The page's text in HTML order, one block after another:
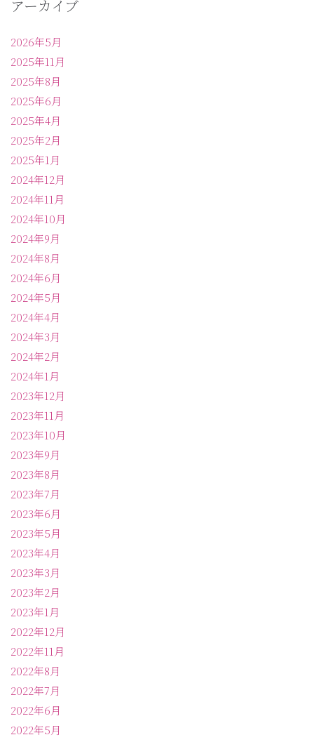
アーカイブ
2026年5月
2025年11月
2025年8月
2025年6月
2025年4月
2025年2月
2025年1月
2024年12月
2024年11月
2024年10月
2024年9月
2024年8月
2024年6月
2024年5月
2024年4月
2024年3月
2024年2月
2024年1月
2023年12月
2023年11月
2023年10月
2023年9月
2023年8月
2023年7月
2023年6月
2023年5月
2023年4月
2023年3月
2023年2月
2023年1月
2022年12月
2022年11月
2022年8月
2022年7月
2022年6月
2022年5月